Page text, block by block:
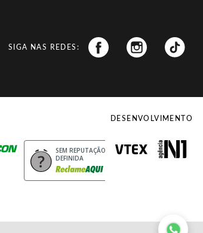
SIGA NAS REDES:
SEM REPUTAÇÃO
DEFINIDA
DESENVOLVIMENTO